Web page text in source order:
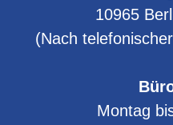
10965
(Nach
Montag